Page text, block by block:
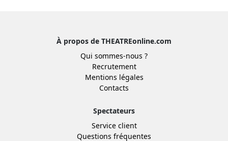
À propos de THEATREonline.com
Qui sommes-nous ?
Recrutement
Mentions légales
Contacts
Spectateurs
Service client
Questions fréquentes